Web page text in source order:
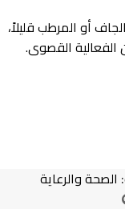
أو المرطب قليلاً،
القصوى.
الصحة والرعاية